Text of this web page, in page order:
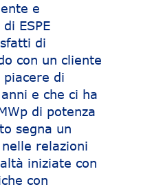
e
ESPE
di
con un cliente
di
e che ci ha
di potenza
segna un
relazioni
iniziate con
con